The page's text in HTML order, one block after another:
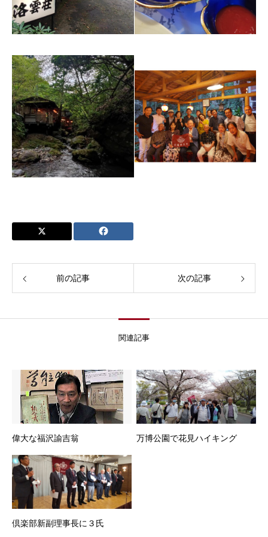
前の記事 次の記事
関連記事
偉大な福沢諭吉翁 万博公園で花見ハイキング
倶楽部新副理事長に３氏